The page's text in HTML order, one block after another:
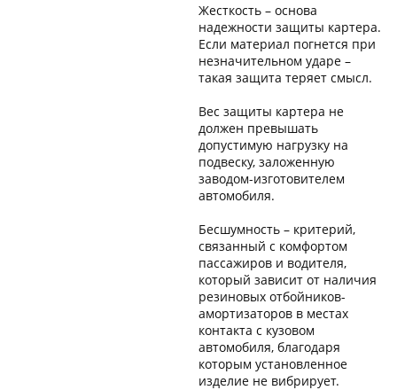
Жесткость – основа
надежности защиты картера.
Если материал погнется при
незначительном ударе –
такая защита теряет смысл.
Вес защиты картера не
должен превышать
допустимую нагрузку на
подвеску, заложенную
заводом-изготовителем
автомобиля.
Бесшумность – критерий,
связанный с комфортом
пассажиров и водителя,
который зависит от наличия
резиновых отбойников-
амортизаторов в местах
контакта с кузовом
автомобиля, благодаря
которым установленное
изделие не вибрирует.